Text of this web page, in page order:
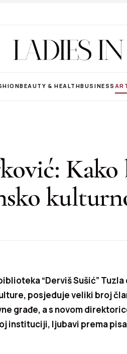
BEAUTY & HEALTHBUSINESS
Kako
“Derviš Sušić”
posjeduje veliki broj
građe, a s novom
instituciji, ljubavi prema